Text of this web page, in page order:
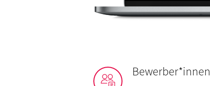
Bewerber*innen